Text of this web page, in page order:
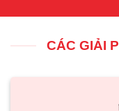
CÁC GIẢI